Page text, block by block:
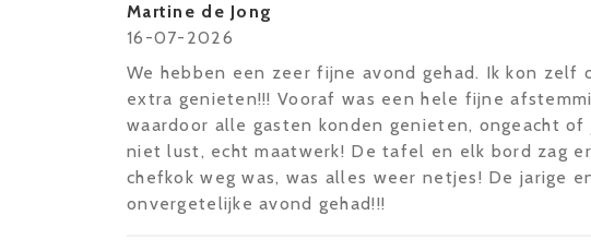
Martine de Jong
16-07-2026
We hebben een zeer fijne avond gehad. Ik kon zelf
extra genieten!!! Vooraf was een hele fijne
waardoor alle gasten konden genieten, ongeacht
niet lust, echt maatwerk! De tafel en elk bord zag
chefkok weg was, was alles weer netjes! De jarige
onvergetelijke avond gehad!!!